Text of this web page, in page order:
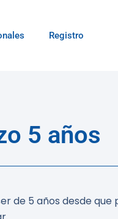
Registro
5 años
de 5 años desde que